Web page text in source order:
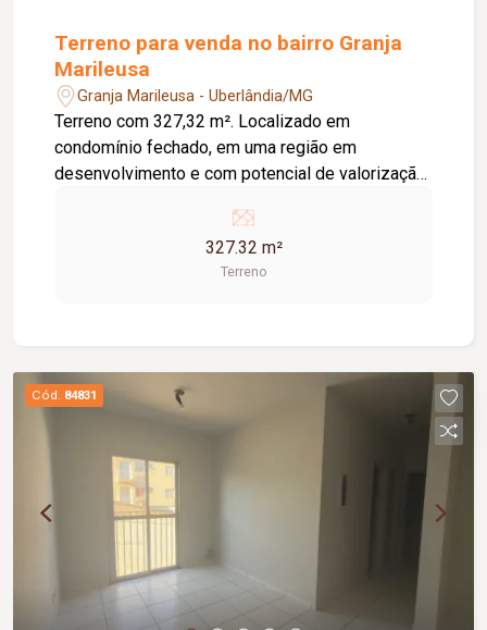
Terreno para venda no bairro Granja
Marileusa
Granja Marileusa - Uberlândia/MG
Terreno com 327,32 m². Localizado em
condomínio fechado, em uma região em
desenvolvimento e com potencial de valorização.
construção; Região em expansão e crescimento;
Excelente opção para construção residencial ou
327.32 m²
Terreno
Cód. 84831